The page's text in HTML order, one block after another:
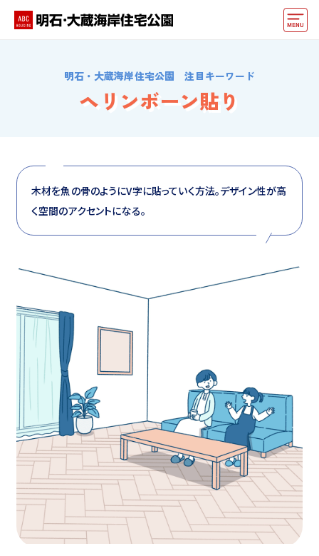
好みからモデルハウスを探す
住まいづくりお役立ち情報
マイページ アカウント登録
明石・大蔵海岸住宅公園 注目キーワード
ヘリンボーン貼り
木材を魚の骨のようにV字に貼っていく方法。デザイン性が高
く空間のアクセントになる。